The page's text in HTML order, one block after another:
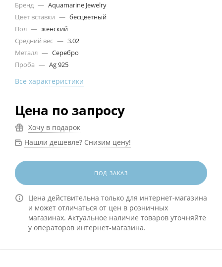
Бренд — Aquamarine Jewelry
Цвет вставки — бесцветный
Пол — женский
Средний вес — 3.02
Металл — Серебро
Проба — Ag 925
Все характеристики
Цена по запросу
Хочу в подарок
Нашли дешевле? Снизим цену!
ПОД ЗАКАЗ
Цена действительна только для интернет-магазина
и может отличаться от цен в розничных
магазинах. Актуальное наличие товаров уточняйте
у операторов интернет-магазина.